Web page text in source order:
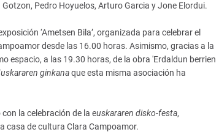
Pedro Hoyuelos, Arturo Garcia y Jone Elordui.
‘Ametsen Bila’, organizada para celebrar el
desde las 16.00 horas. Asimismo, gracias a la
espacio, a las 19.30 horas, de la obra 'Erdaldun berrien
ginkanaque esta misma asociación ha
la celebración de la euskararen disko-festa,
casa de cultura Clara Campoamor.